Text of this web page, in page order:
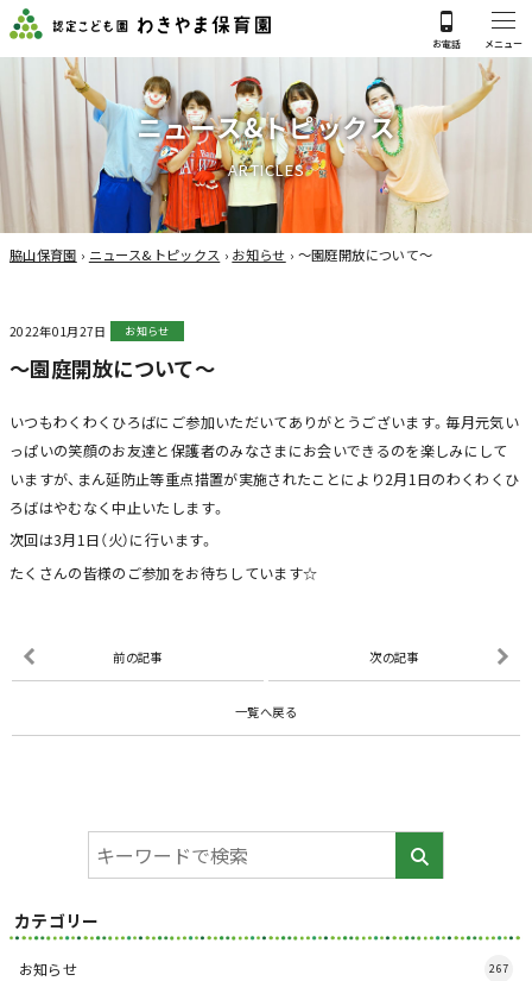
ニュース&トピックス
ARTICLES
脇山保育園 › ニュース&トピックス › お知らせ › ～園庭開放について～
2022年01月27日 お知らせ
～園庭開放について～
いつもわくわくひろばにご参加いただいてありがとうございます。毎月元気い
っぱいの笑顔のお友達と保護者のみなさまにお会いできるのを楽しみにして
いますが、まん延防止等重点措置が実施されたことにより2月1日のわくわくひ
ろばはやむなく中止いたします。
次回は3月1日（火）に行います。
たくさんの皆様のご参加をお待ちしています☆
前の記事 次の記事
一覧へ戻る
カテゴリー
お知らせ 267